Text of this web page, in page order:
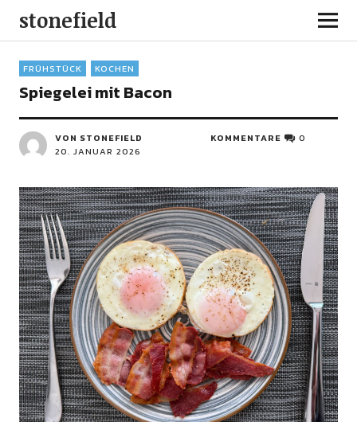
stonefield
FRÜHSTÜCK KOCHEN
Spiegelei mit Bacon
VON STONEFIELD
20. JANUAR 2026
KOMMENTARE 0